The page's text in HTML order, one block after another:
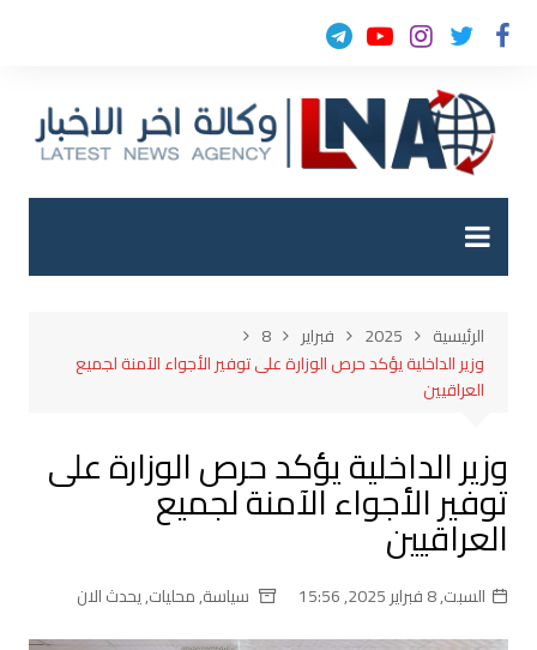
التجاوز
الرئيسية 2025 فبراير
8
وزير الداخلية يؤكد حرص الوزارة على توفير الأجواء الآمنة لجميع
العراقيين
وزير الداخلية يؤكد حرص الوزارة على
توفير الأجواء الآمنة لجميع
العراقيين
السبت, 8 فبراير 2025, 15:56 سياسة,محليات,يحدث الان